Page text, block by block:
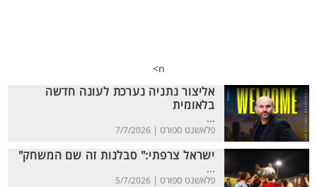
n>
אליצור נתניה נערכת לעונה חדשה
בלאומית
...
פלאשנט ספורט | 7/7/2026
ישראל צרפתי:" סבלנות זה שם המשחק"
...
פלאשנט ספורט | 5/7/2026